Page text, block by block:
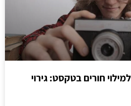
חורים בטקסט: גירוי